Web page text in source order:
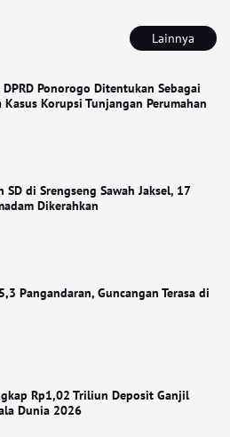
Lainnya
DPRD Ponorogo Ditentukan Sebagai
Kasus Korupsi Tunjangan Perumahan
SD di Srengseng Sawah Jaksel, 17
Dikerahkan
Pangandaran, Guncangan Terasa di
Rp1,02 Triliun Deposit Ganjil
Dunia 2026